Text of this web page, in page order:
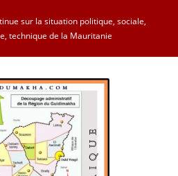
sur la situation politique, sociale,
technique de la Mauritanie